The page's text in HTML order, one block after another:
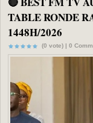
TABLE RONDE
1448H/2026
(0 vote) | 0